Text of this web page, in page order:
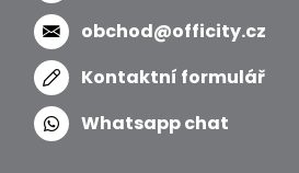
obchod@officity.cz
Kontaktní formulář
Whatsapp chat